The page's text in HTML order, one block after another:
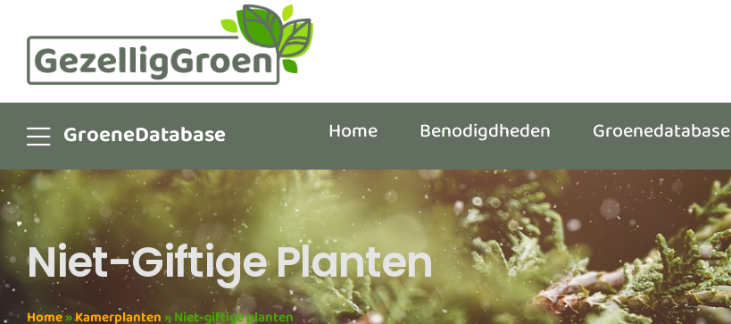
GroeneDatabase Home Benodigdheden Groenedatabase
Niet-Giftige Planten